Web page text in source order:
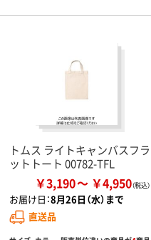
トムス ライトキャンバスフラ
ットトート 00782-TFL
￥3,190 ￥4,950
お届け日：8月26日（水）まで
直送品